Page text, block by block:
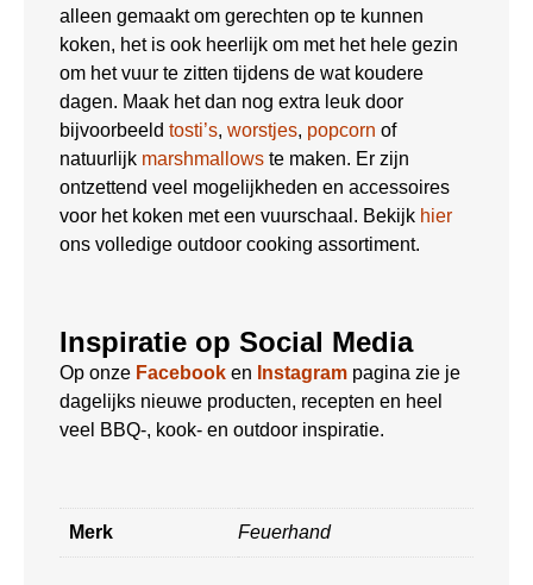
alleen gemaakt om gerechten op te kunnen
koken, het is ook heerlijk om met het hele gezin
om het vuur te zitten tijdens de wat koudere
dagen. Maak het dan nog extra leuk door
bijvoorbeeld tosti’s, worstjes, popcorn of
natuurlijk marshmallows te maken. Er zijn
ontzettend veel mogelijkheden en accessoires
voor het koken met een vuurschaal. Bekijk hier
ons volledige outdoor cooking assortiment.
Inspiratie op Social Media
Op onze Facebook en Instagram pagina zie je
dagelijks nieuwe producten, recepten en heel
veel BBQ-, kook- en outdoor inspiratie.
Merk Feuerhand